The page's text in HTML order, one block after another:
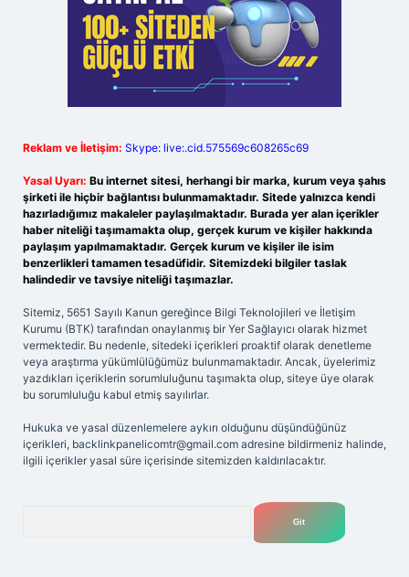
Reklam ve İletişim: Skype: live:.cid.575569c608265c69
Yasal Uyarı: Bu internet sitesi, herhangi bir marka, kurum veya şahıs
şirketi ile hiçbir bağlantısı bulunmamaktadır. Sitede yalnızca kendi
hazırladığımız makaleler paylaşılmaktadır. Burada yer alan içerikler
haber niteliği taşımamakta olup, gerçek kurum ve kişiler hakkında
paylaşım yapılmamaktadır. Gerçek kurum ve kişiler ile isim
benzerlikleri tamamen tesadüfidir. Sitemizdeki bilgiler taslak
halindedir ve tavsiye niteliği taşımazlar.
Sitemiz, 5651 Sayılı Kanun gereğince Bilgi Teknolojileri ve İletişim
Kurumu (BTK) tarafından onaylanmış bir Yer Sağlayıcı olarak hizmet
vermektedir. Bu nedenle, sitedeki içerikleri proaktif olarak denetleme
veya araştırma yükümlülüğümüz bulunmamaktadır. Ancak, üyelerimiz
yazdıkları içeriklerin sorumluluğunu taşımakta olup, siteye üye olarak
bu sorumluluğu kabul etmiş sayılırlar.
Hukuka ve yasal düzenlemelere aykırı olduğunu düşündüğünüz
içerikleri, backlinkpanelicomtr@gmail.com adresine bildirmeniz halinde,
ilgili içerikler yasal süre içerisinde sitemizden kaldırılacaktır.